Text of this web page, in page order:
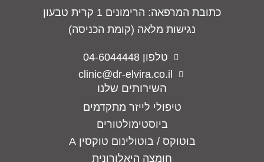
השירותים שלנו
טיפולי לייזר מתקדמים
ביוסטימולטורים
בוטוקס / בוטולינום טוקסין A
חומצה היאלורונית
כתובת המרפאה: הרימונים 1 קרית טבעון
נגישות מלאה (קומת הכניסה)
טלפון 04-6044448
clinic@dr-elvira.co.il